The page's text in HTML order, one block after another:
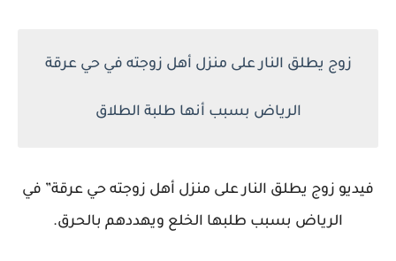
زوج يطلق النار على منزل أهل زوجته في حي عرقة
الرياض بسبب أنها طلبة الطلاق
فيديو زوج يطلق النار على منزل أهل زوجته حي عرقة” في
الرياض بسبب طلبها الخلع ويهددهم بالحرق.